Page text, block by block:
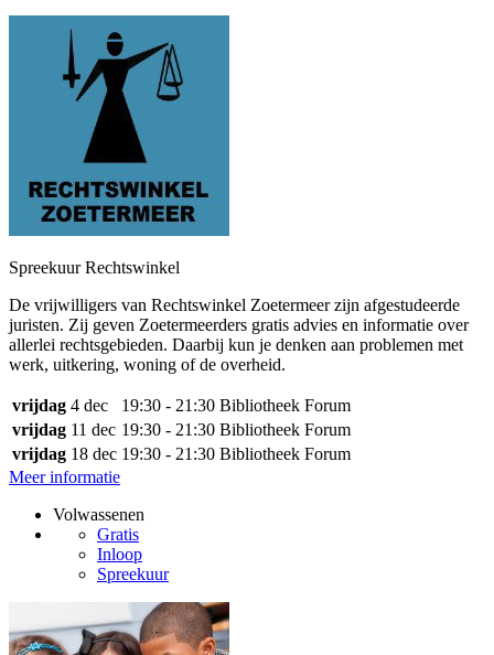
Spreekuur Rechtswinkel
De vrijwilligers van Rechtswinkel Zoetermeer zijn afgestudeerde
juristen. Zij geven Zoetermeerders gratis advies en informatie over
allerlei rechtsgebieden. Daarbij kun je denken aan problemen met
werk, uitkering, woning of de overheid.
vrijdag 4 dec 19:30 - 21:30 Bibliotheek Forum
vrijdag 11 dec 19:30 - 21:30 Bibliotheek Forum
vrijdag 18 dec 19:30 - 21:30 Bibliotheek Forum
Meer informatie
Volwassenen
Gratis
Inloop
Spreekuur